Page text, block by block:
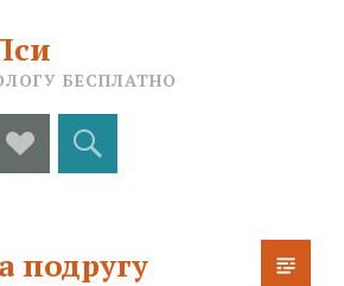
БЕСПЛАТНО
Social
Links
Поиск
подругу